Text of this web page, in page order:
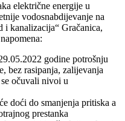
električne energije u
vodosnabdijevanje na
i kanalizacija“ Gračanica,
godine potrošnju
bez rasipanja, zalijevanja
očuvali nivoi u
doći do smanjenja pritiska a
prestanka